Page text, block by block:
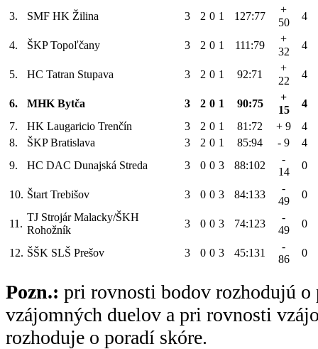
3. SMF HK Žilina 3 2 0 1 127:77
+
50
4
4. ŠKP Topoľčany 3 2 0 1 111:79
+
32
4
5. HC Tatran Stupava 3 2 0 1 92:71
+
22
4
6. MHK Bytča 3 2 0 1 90:75
+
15
4
7.
HK Laugaricio Trenčín 3 2 0 1 81:72 + 9
4
8.
ŠKP Bratislava 3 2 0 1 85:94 - 9
4
9.
HC DAC Dunajská Streda 3 0 0 3 88:102
-
14
0
10. Štart Trebišov 3 0 0 3 84:133
-
49
0
11.
TJ Strojár Malacky/ŠKH
Rohožník
3 0 0 3 74:123
-
49
0
12. ŠŠK SLŠ Prešov 3 0 0 3 45:131
-
86
0
Pozn.: pri rovnosti bodov rozhodujú o
vzájomných duelov a pri rovnosti
rozhoduje o poradí skóre.